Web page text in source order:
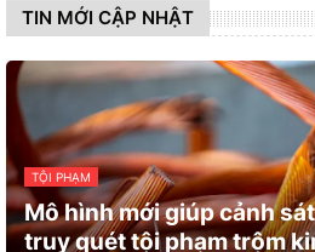
TIN MỚI CẬP NHẬT
TỘI PHẠM
Mô hình mới giúp cảnh
truy quét tội phạm trộm